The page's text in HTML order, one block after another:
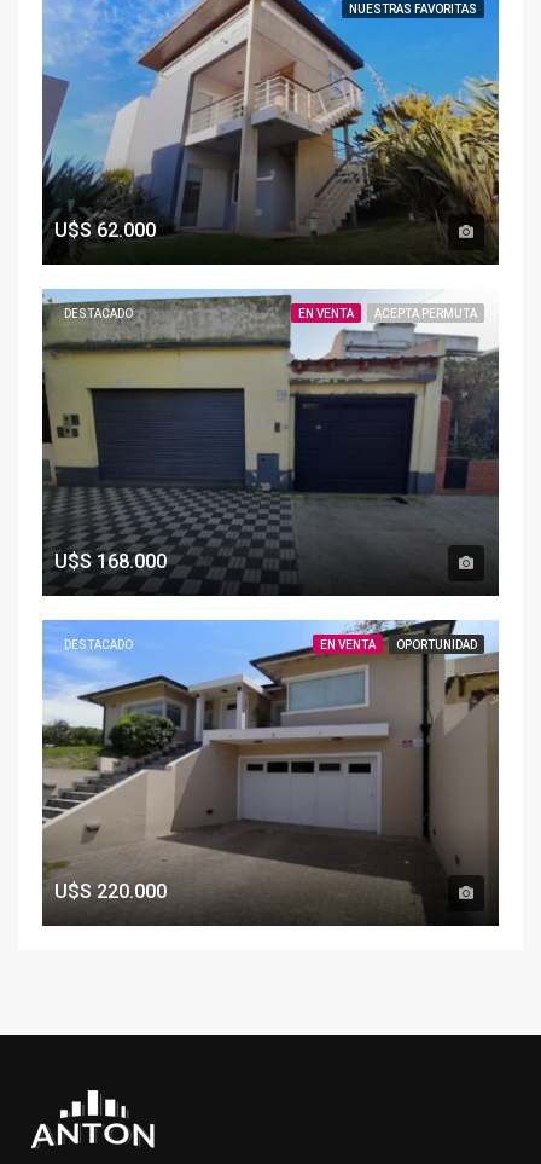
NUESTRAS FAVORITAS
U$S62.000
DESTACADO EN VENTA ACEPTA PERMUTA
U$S168.000
DESTACADO EN VENTA OPORTUNIDAD
U$S220.000